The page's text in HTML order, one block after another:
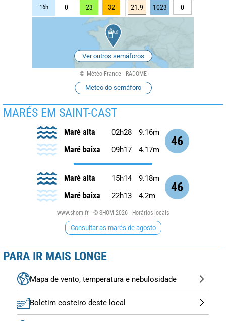
16h 0 23 32 21.9 1023 0
Ver outros semáforos
Météo France - RADOME
Meteo do semáforo
MARÉS EM SAINT-CAST
46
Maré alta 02h28 9.16m
Maré baixa 09h17 4.17m
46
Maré alta 15h14 9.18m
Maré baixa 22h13 4.2m
www.shom.fr - © SHOM 2026 - Horários locais
Consultar as marés de agosto
PARA IR MAIS LONGE
Mapa de vento, temperatura e nebulosidade
Boletim costeiro deste local